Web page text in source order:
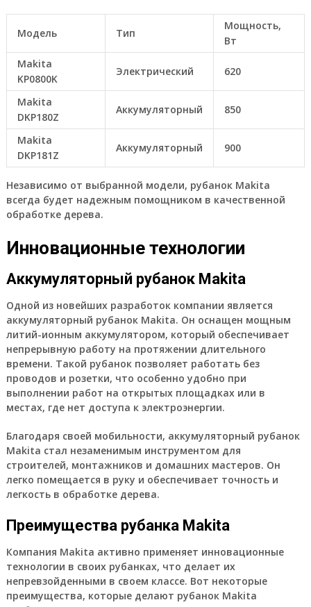
Модель Тип
Мощность,
Вт
Makita
KP0800K
Электрический 620
Makita
DKP180Z
Аккумуляторный 850
Makita
DKP181Z
Аккумуляторный 900
Независимо от выбранной модели, рубанок Makita
всегда будет надежным помощником в качественной
обработке дерева.
Инновационные технологии
Аккумуляторный рубанок Makita
Одной из новейших разработок компании является
аккумуляторный рубанок Makita. Он оснащен мощным
литий-ионным аккумулятором, который обеспечивает
непрерывную работу на протяжении длительного
времени. Такой рубанок позволяет работать без
проводов и розетки, что особенно удобно при
выполнении работ на открытых площадках или в
местах, где нет доступа к электроэнергии.
Благодаря своей мобильности, аккумуляторный рубанок
Makita стал незаменимым инструментом для
строителей, монтажников и домашних мастеров. Он
легко помещается в руку и обеспечивает точность и
легкость в обработке дерева.
Преимущества рубанка Makita
Компания Makita активно применяет инновационные
технологии в своих рубанках, что делает их
непревзойденными в своем классе. Вот некоторые
преимущества, которые делают рубанок Makita